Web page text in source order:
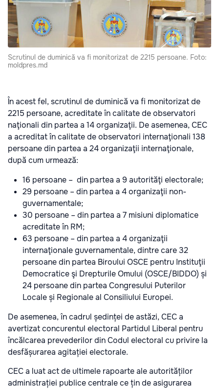
Scrutinul de duminică va fi monitorizat de 2215 persoane. Foto:
moldpres.md
În acest fel, scrutinul de duminică va fi monitorizat de
2215 persoane, acreditate în calitate de observatori
naţionali din partea a 14 organizaţii. De asemenea, CEC
a acreditat în calitate de observatori internaţionali 138
persoane din partea a 24 organizaţii internaţionale,
după cum urmează:
16 persoane – din partea a 9 autorităţi electorale;
29 persoane – din partea a 4 organizaţii non-
guvernamentale;
30 persoane – din partea a 7 misiuni diplomatice
acreditate în RM;
63 persoane – din partea a 4 organizaţii
internaţionale guvernamentale, dintre care 32
persoane din partea Biroului OSCE pentru Instituţii
Democratice şi Drepturile Omului (OSCE/BIDDO) și
24 persoane din partea Congresului Puterilor
Locale și Regionale al Consiliului Europei.
De asemenea, în cadrul ședinței de astăzi, CEC a
avertizat concurentul electoral Partidul Liberal pentru
încălcarea prevederilor din Codul electoral cu privire la
desfășurarea agitației electorale.
CEC a luat act de ultimele rapoarte ale autorităților
administrației publice centrale ce țin de asigurarea